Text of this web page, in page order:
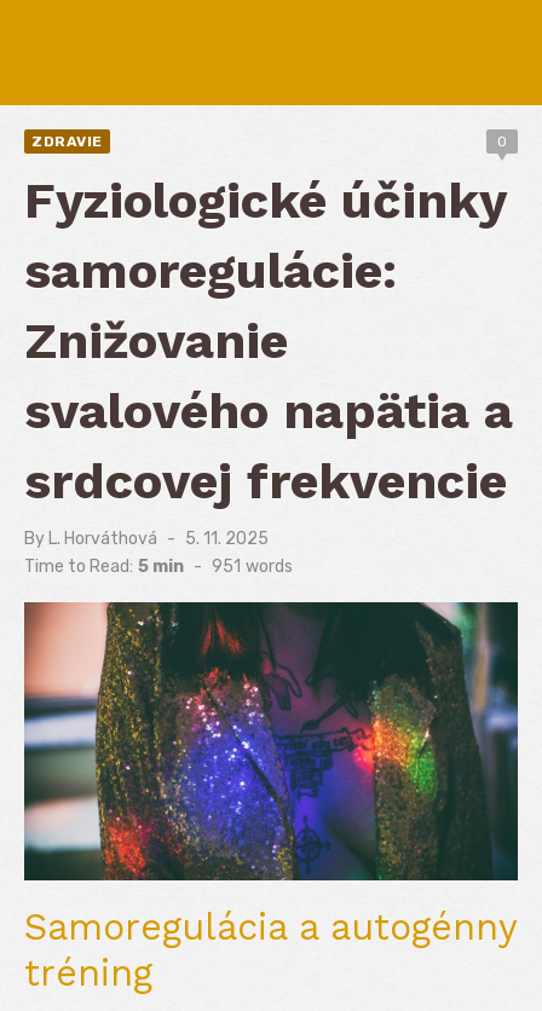
ZDRAVIE 0
Fyziologické účinky
samoregulácie:
Znižovanie
svalového napätia a
srdcovej frekvencie
By L. Horváthová
Posted
5. 11. 2025
Time to Read: 5 min - 951 words
Samoregulácia a autogénny
tréning